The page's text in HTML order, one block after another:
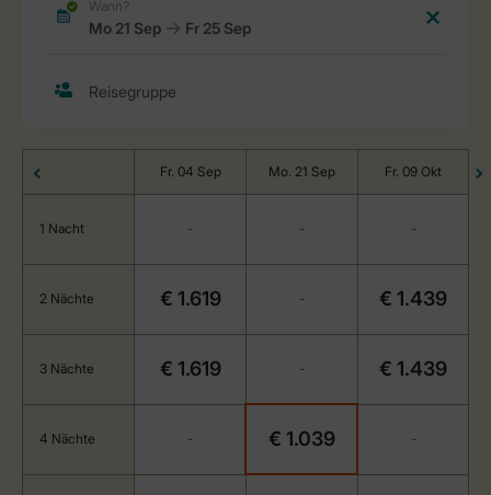
Fr. 04 Sep Mo. 21 Sep Fr. 09 Okt
1 Nacht - - -
2 Nächte € 1.619 - € 1.439
3 Nächte € 1.619 - € 1.439
4 Nächte - € 1.039 -